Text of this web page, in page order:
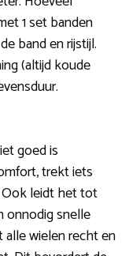
1 set banden
band en rijstijl.
(altijd koude
goed is
trekt iets
Ook leidt het tot
onnodig snelle
alle wielen recht en